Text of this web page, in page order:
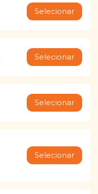
Selecionar
Selecionar
Selecionar
Selecionar